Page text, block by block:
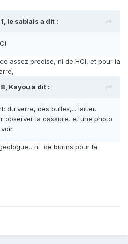
le sablais a dit :
assez precise, ni de HCI, et pour la
Kayou a dit :
du verre, des bulles,... laitier.
observer la cassure, et une photo
ni de burins pour la